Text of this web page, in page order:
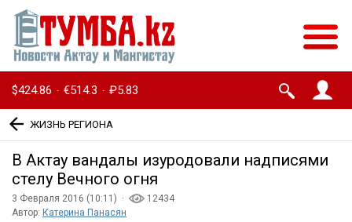
$424.86 · €514.3 · ₽5.83
ЖИЗНЬ РЕГИОНА
В Актау вандалы изуродовали надписями
стелу Вечного огня
3 Февраля 2016 (10:11) ·
12434
Автор: Катерина Панасян